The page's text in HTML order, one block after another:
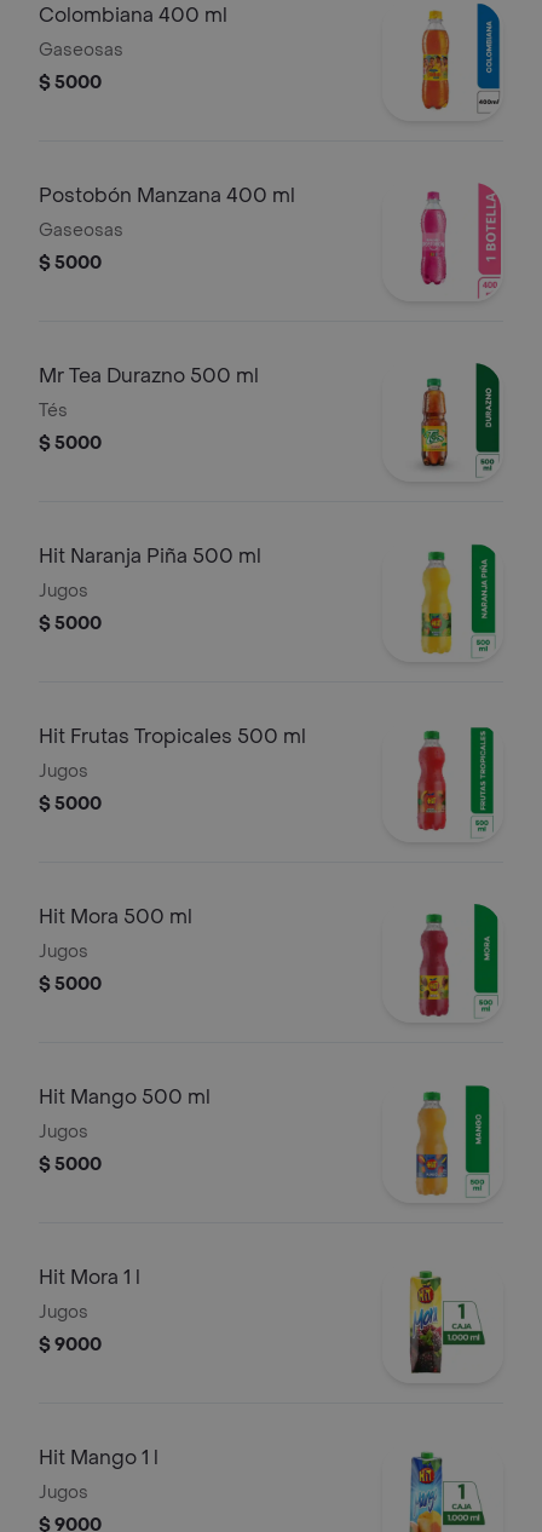
Colombiana 400 ml
Gaseosas
$ 5000
Postobón Manzana 400 ml
Gaseosas
$ 5000
Mr Tea Durazno 500 ml
Tés
$ 5000
Hit Naranja Piña 500 ml
Jugos
$ 5000
Hit Frutas Tropicales 500 ml
Jugos
$ 5000
Hit Mora 500 ml
Jugos
$ 5000
Hit Mango 500 ml
Jugos
$ 5000
Hit Mora 1 l
Jugos
$ 9000
Hit Mango 1 l
Jugos
$ 9000